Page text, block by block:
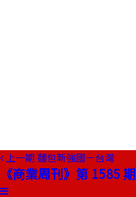
上一期 麵包新強國－台灣
《商業周刊》第 1585 期